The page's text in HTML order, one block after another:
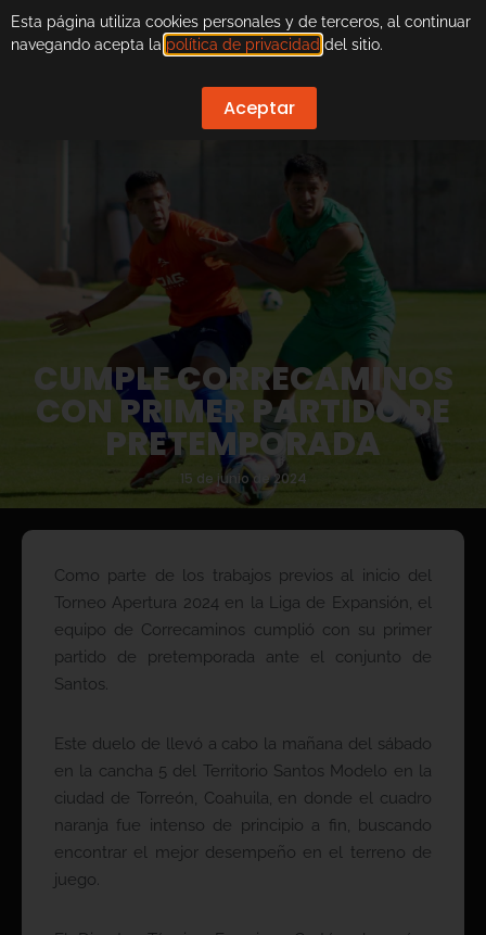
CUMPLE CORRECAMINOS
CON PRIMER PARTIDO DE
PRETEMPORADA
15 de junio de 2024
Como parte de los trabajos previos al inicio del
Torneo Apertura 2024 en la Liga de Expansión, el
equipo de Correcaminos cumplió con su primer
partido de pretemporada ante el conjunto de
Santos.
Este duelo de llevó a cabo la mañana del sábado
en la cancha 5 del Territorio Santos Modelo en la
ciudad de Torreón, Coahuila, en donde el cuadro
naranja fue intenso de principio a fin, buscando
encontrar el mejor desempeño en el terreno de
juego.
Esta página utiliza cookies personales y de terceros, al continuar
navegando acepta la política de privacidad del sitio.
Aceptar